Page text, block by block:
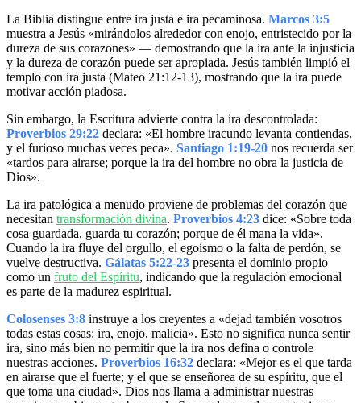
La Biblia distingue entre ira justa e ira pecaminosa. Marcos 3:5
muestra a Jesús «mirándolos alrededor con enojo, entristecido por la
dureza de sus corazones» — demostrando que la ira ante la injusticia
y la dureza de corazón puede ser apropiada. Jesús también limpió el
templo con ira justa (Mateo 21:12-13), mostrando que la ira puede
motivar acción piadosa.
Sin embargo, la Escritura advierte contra la ira descontrolada:
Proverbios 29:22 declara: «El hombre iracundo levanta contiendas,
y el furioso muchas veces peca». Santiago 1:19-20 nos recuerda ser
«tardos para airarse; porque la ira del hombre no obra la justicia de
Dios».
La ira patológica a menudo proviene de problemas del corazón que
necesitan transformación divina. Proverbios 4:23 dice: «Sobre toda
cosa guardada, guarda tu corazón; porque de él mana la vida».
Cuando la ira fluye del orgullo, el egoísmo o la falta de perdón, se
vuelve destructiva. Gálatas 5:22-23 presenta el dominio propio
como un fruto del Espíritu, indicando que la regulación emocional
es parte de la madurez espiritual.
Colosenses 3:8 instruye a los creyentes a «dejad también vosotros
todas estas cosas: ira, enojo, malicia». Esto no significa nunca sentir
ira, sino más bien no permitir que la ira nos defina o controle
nuestras acciones. Proverbios 16:32 declara: «Mejor es el que tarda
en airarse que el fuerte; y el que se enseñorea de su espíritu, que el
que toma una ciudad». Dios nos llama a administrar nuestras